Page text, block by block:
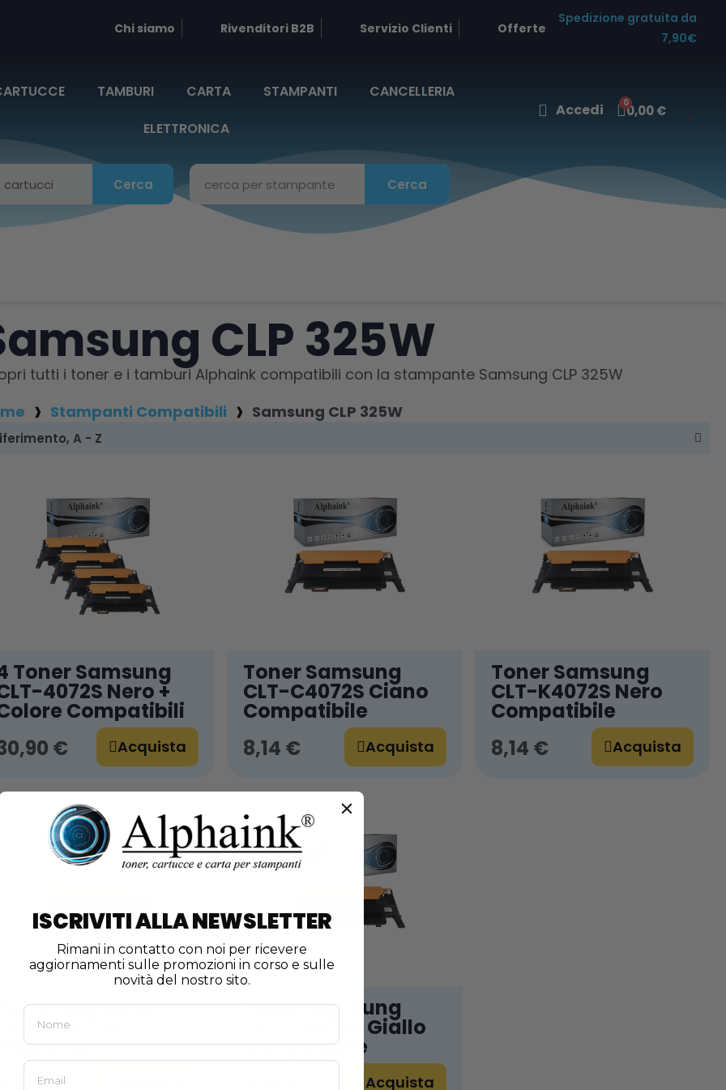
Chi siamo Rivenditori B2B Servizio Clienti Offerte
Spedizione gratuita da
7,90€
TAMBURI CARTA STAMPANTI
CANCELLERIA
ELETTRONICA
Accedi 0,00 €
Cerca Cerca
CLP 325W
tutti i toner e i tamburi Alphaink compatibili con la stampante Samsung CLP 325W
Stampanti Compatibili Samsung CLP 325W
Toner Samsung
4072S Nero +
Compatibili
€
Acquista
Toner Samsung
CLT-C4072S Ciano
Compatibile
8,14 €
Acquista
Toner Samsung
CLT-K4072S Nero
Compatibile
8,14 €
Acquista
Samsung
M4072S
€
Toner Samsung
CLT-Y4072S Giallo
Compatibile
Acquista
ISCRIVITI ALLA NEWSLETTER
Rimani in contatto con noi per ricevere
aggiornamenti sulle promozioni in corso e sulle
novità del nostro sito.